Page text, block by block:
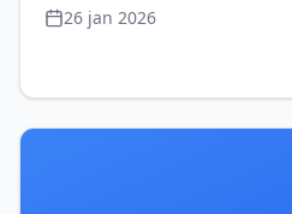
26 jan 2026